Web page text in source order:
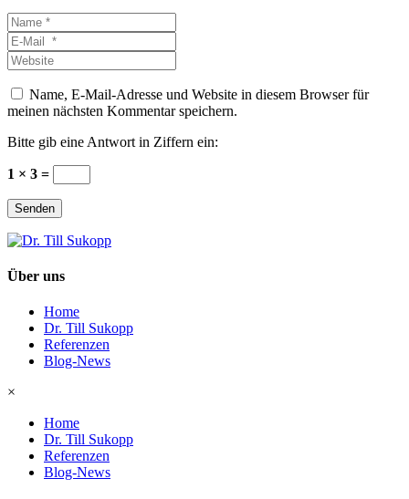
Name
*E-
Mail
*
Website
Name, E-Mail-Adresse und Website in diesem Browser für
meinen nächsten Kommentar speichern.
Bitte gib eine Antwort in Ziffern ein:
1 × 3 =
Senden
Über uns
Home
Dr. Till Sukopp
Referenzen
Blog-News
×
Home
Dr. Till Sukopp
Referenzen
Blog-News